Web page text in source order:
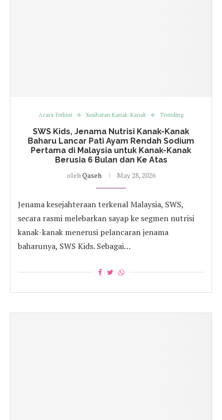
Acara Terkini Kesihatan Kanak-Kanak Trending
SWS Kids, Jenama Nutrisi Kanak-Kanak
Baharu Lancar Pati Ayam Rendah Sodium
Pertama di Malaysia untuk Kanak-Kanak
Berusia 6 Bulan dan Ke Atas
olehQaseh May 28, 2026
Jenama kesejahteraan terkenal Malaysia, SWS,
secara rasmi melebarkan sayap ke segmen nutrisi
kanak-kanak menerusi pelancaran jenama
baharunya, SWS Kids. Sebagai…